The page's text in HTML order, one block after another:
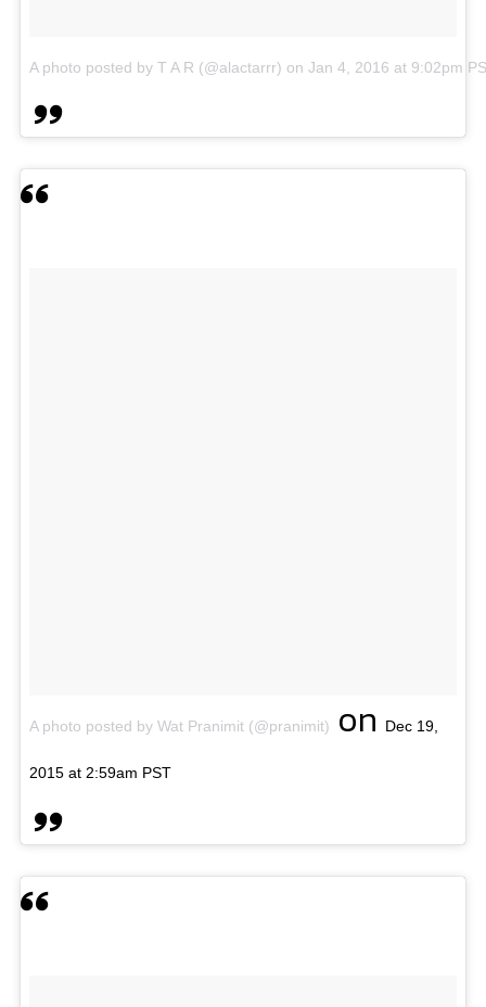
A photo posted by T A R (@alactarrr) on Jan 4, 2016 at 9:02pm
A photo posted by Wat Pranimit (@pranimit) on Dec 19,
2015 at 2:59am PST